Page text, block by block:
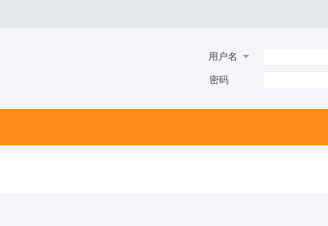
用户名
密码